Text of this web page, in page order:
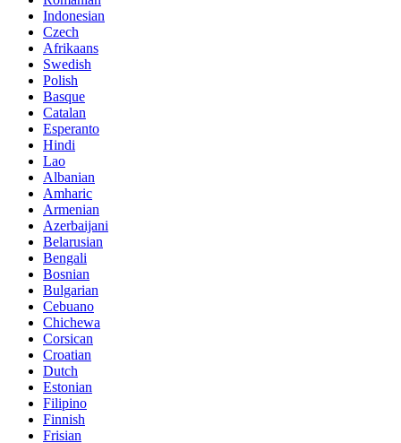
Indonesian
Czech
Afrikaans
Swedish
Polish
Basque
Catalan
Esperanto
Hindi
Lao
Albanian
Amharic
Armenian
Azerbaijani
Belarusian
Bengali
Bosnian
Bulgarian
Cebuano
Chichewa
Corsican
Croatian
Dutch
Estonian
Filipino
Finnish
Frisian